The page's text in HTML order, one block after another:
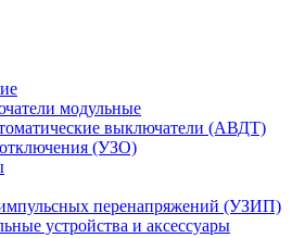
модульные
выключатели (АВДТ)
(УЗО)
перенапряжений (УЗИП)
устройства и аксессуары